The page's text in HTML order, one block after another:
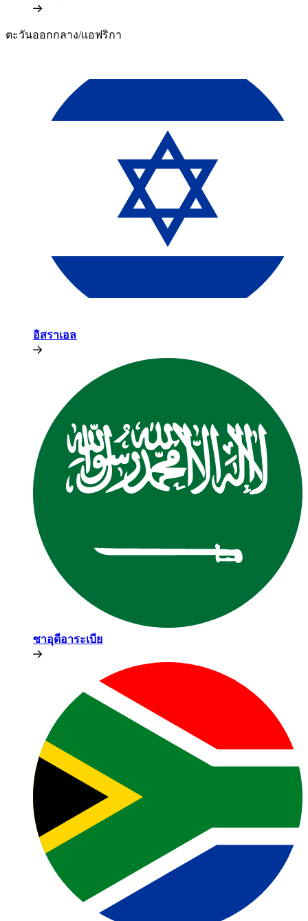
ตะวันออกกลาง/แอฟริกา​​
อิสราเอล​​
ซาอุดีอาระเบีย​​